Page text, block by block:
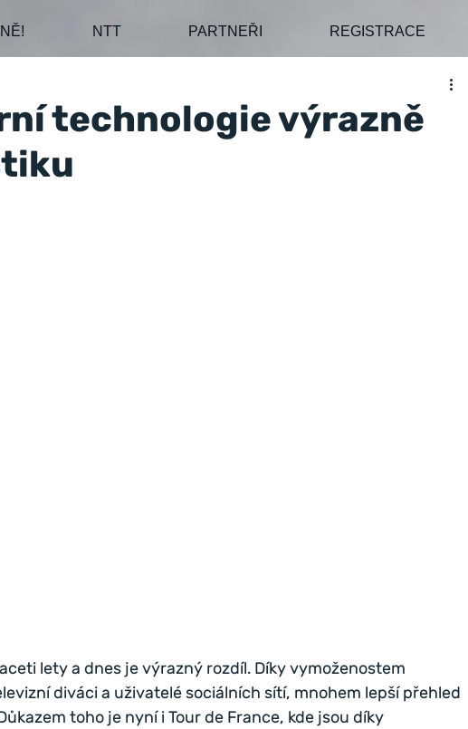
NTT PARTNEŘI REGISTRACE
technologie výrazně
lety a dnes je výrazný rozdíl. Díky vymoženostem
diváci a uživatelé sociálních sítí, mnohem lepší přehled
toho je nyní i Tour de France, kde jsou díky